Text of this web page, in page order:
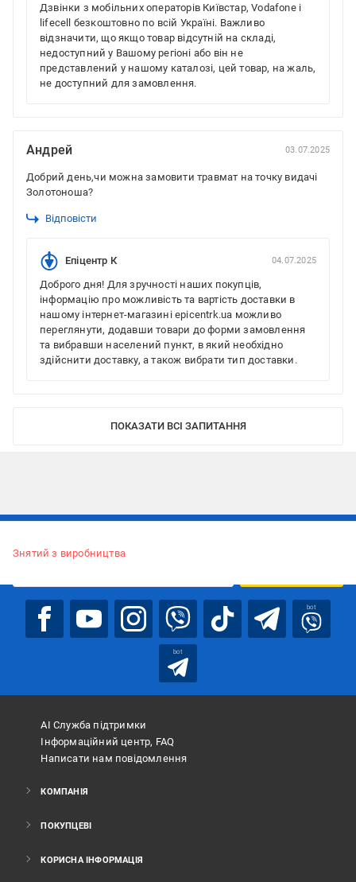
Дзвінки з мобільних операторів Київстар, Vodafone і
lifecell безкоштовно по всій Україні. Важливо
відзначити, що якщо товар відсутній на складі,
недоступний у Вашому регіоні або він не
представлений у нашому каталозі, цей товар, на жаль,
не доступний для замовлення.
Андрей 03.07.2025
Добрий день,чи можна замовити травмат на точку видачі
Золотоноша?
Відповісти
Епіцентр К 04.07.2025
Доброго дня! Для зручності наших покупців,
інформацію про можливість та вартість доставки в
нашому інтернет-магазині epicentrk.ua можливо
переглянути, додавши товари до форми замовлення
та вибравши населений пункт, в який необхідно
здійснити доставку, а також вибрати тип доставки.
ПОКАЗАТИ ВСІ ЗАПИТАННЯ
Знятий з виробництва
bot
bot
АІ Служба підтримки
Інформаційний центр, FAQ
Написати нам повідомлення
КОМПАНІЯ
ПОКУПЦЕВІ
КОРИСНА ІНФОРМАЦІЯ